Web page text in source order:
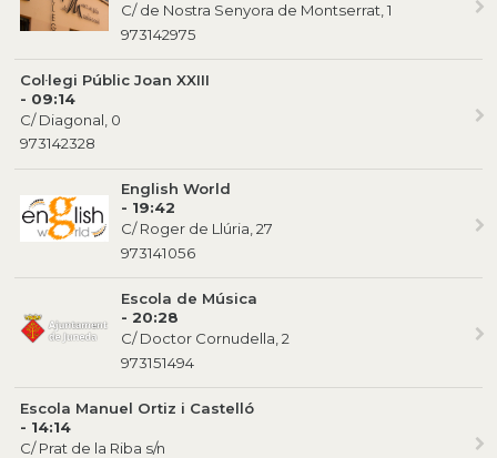
C/ de Nostra Senyora de Montserrat, 1
973142975
Col·legi Públic Joan XXIII
- 09:14
C/ Diagonal, 0
973142328
English World
- 19:42
C/ Roger de Llúria, 27
973141056
Escola de Música
- 20:28
C/ Doctor Cornudella, 2
973151494
Escola Manuel Ortiz i Castelló
- 14:14
C/ Prat de la Riba s/n